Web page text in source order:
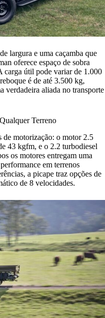
largura e uma caçamba que
oferece espaço de sobra
carga útil pode variar de 1.000
é de até 3.500 kg,
verdadeira aliada no transporte
Terreno
de motorização: o motor 2.5
43 kgfm, e o 2.2 turbodiesel
os motores entregam uma
em terrenos
a picape traz opções de
de 8 velocidades.